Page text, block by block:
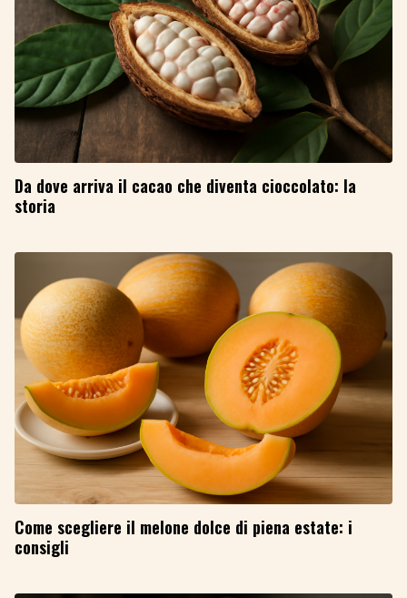
Da dove arriva il cacao che diventa cioccolato: la
storia
Come scegliere il melone dolce di piena estate: i
consigli